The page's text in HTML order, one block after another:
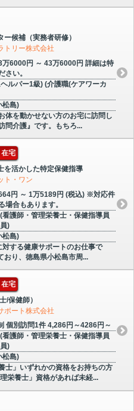
候補（実務者研修）
トリー株式会社
万6000円 ～ 43万6000円 詳細は特
さい。
ルパー1級) (介護職(ケアワーカ
松島)
体を動かせない方のお宅に訪問し
問介護』です。もちろ...
宅
を活かした特定保健指導
ト・ワン
円 ～ 1万5189円 (税込) ※対応件
場合もあります。
護師・管理栄養士・保健指導員
)
松島)
する健康サポートのお仕事で
おり、徳島県小松島市周...
宅
/保健師）
ポート株式会社
個別訪問1件 4,286円～4286円～
護師・管理栄養士・保健指導員
)
松島)
」いずれかの資格をお持ちの方
養士」資格があれば未経...